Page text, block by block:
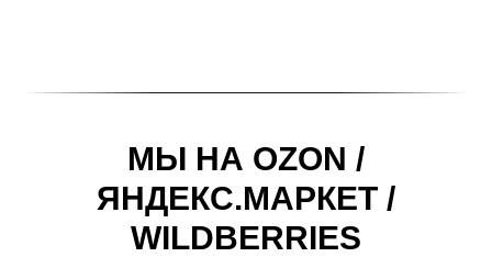
МЫ НА OZON /
ЯНДЕКС.МАРКЕТ /
WILDBERRIES